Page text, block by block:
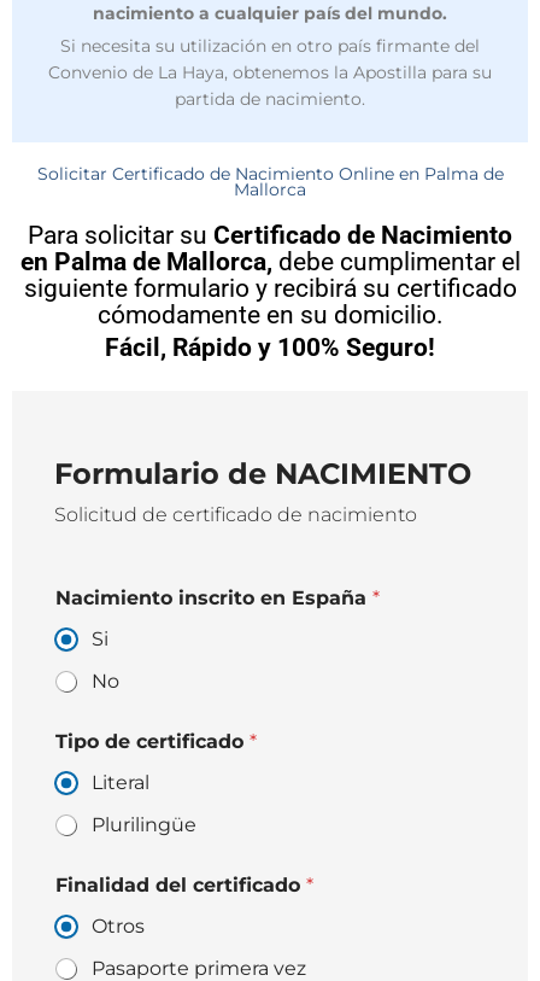
nacimiento a cualquier país del mundo.
Si necesita su utilización en otro país firmante del
Convenio de La Haya, obtenemos la Apostilla para su
partida de nacimiento.
Solicitar Certificado de Nacimiento Online en Palma de
Mallorca
Para solicitar su Certificado de Nacimiento
en Palma de Mallorca, debe cumplimentar el
siguiente formulario y recibirá su certificado
cómodamente en su domicilio.
Fácil, Rápido y 100% Seguro!
Formulario de NACIMIENTO
Solicitud de certificado de nacimiento
Nacimiento inscrito en España *
Si
No
Tipo de certificado *
Literal
Plurilingüe
Finalidad del certificado *
Otros
Pasaporte primera vez